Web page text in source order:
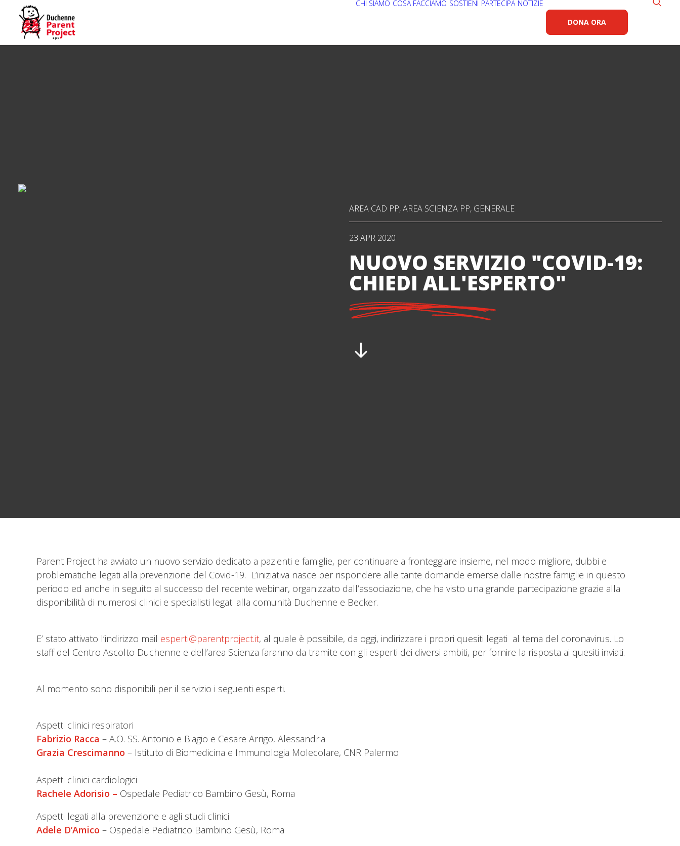
CHI SIAMO COSA FACCIAMO SOSTIENI PARTECIPA NOTIZIE
DONA ORA
AREA CAD PP,AREA SCIENZA PP, GENERALE
23 APR 2020
NUOVO SERVIZIO "COVID-19:
CHIEDI ALL'ESPERTO"
Parent Project ha avviato un nuovo servizio dedicato a pazienti e famiglie, per continuare a fronteggiare insieme, nel modo migliore, dubbi e
problematiche legati alla prevenzione del Covid-19. L’iniziativa nasce per rispondere alle tante domande emerse dalle nostre famiglie in questo
periodo ed anche in seguito al successo del recente webinar, organizzato dall’associazione, che ha visto una grande partecipazione grazie alla
disponibilità di numerosi clinici e specialisti legati alla comunità Duchenne e Becker.
E’ stato attivato l’indirizzo mail esperti@parentproject.it, al quale è possibile, da oggi, indirizzare i propri quesiti legati al tema del coronavirus. Lo
staff del Centro Ascolto Duchenne e dell’area Scienza faranno da tramite con gli esperti dei diversi ambiti, per fornire la risposta ai quesiti inviati.
Al momento sono disponibili per il servizio i seguenti esperti.
Aspetti clinici respiratori
Fabrizio Racca – A.O. SS. Antonio e Biagio e Cesare Arrigo, Alessandria
Grazia Crescimanno – Istituto di Biomedicina e Immunologia Molecolare, CNR Palermo
Aspetti clinici cardiologici
Rachele Adorisio – Ospedale Pediatrico Bambino Gesù, Roma
Aspetti legati alla prevenzione e agli studi clinici
Adele D’Amico – Ospedale Pediatrico Bambino Gesù, Roma